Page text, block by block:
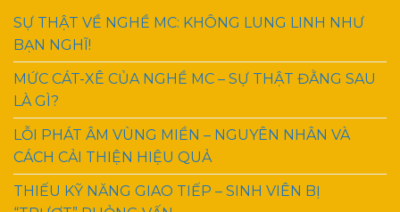
SỰ THẬT VỀ NGHỀ MC: KHÔNG LUNG LINH NHƯ
BẠN NGHĨ!
MỨC CÁT-XÊ CỦA NGHỀ MC – SỰ THẬT ĐẰNG SAU
LÀ GÌ?
LỖI PHÁT ÂM VÙNG MIỀN – NGUYÊN NHÂN VÀ
CÁCH CẢI THIỆN HIỆU QUẢ
THIẾU KỸ NĂNG GIAO TIẾP – SINH VIÊN BỊ